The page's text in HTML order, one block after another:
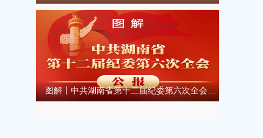
图解丨中共湖南省第十二届纪委第六次全会公报